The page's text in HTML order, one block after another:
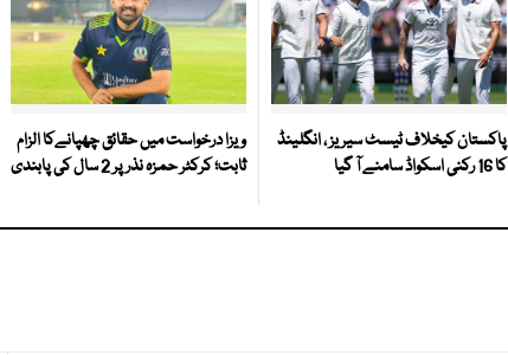
پاکستان کیخلاف ٹیسٹ سیریز ، انگلینڈ
کا 16 رکنی اسکواڈ سامنے آ گیا
ویزا درخواست میں حقائق چھپانےکا الزام
ثابت؛ کرکٹر حمزہ نذر پر 2 سال کی پابندی